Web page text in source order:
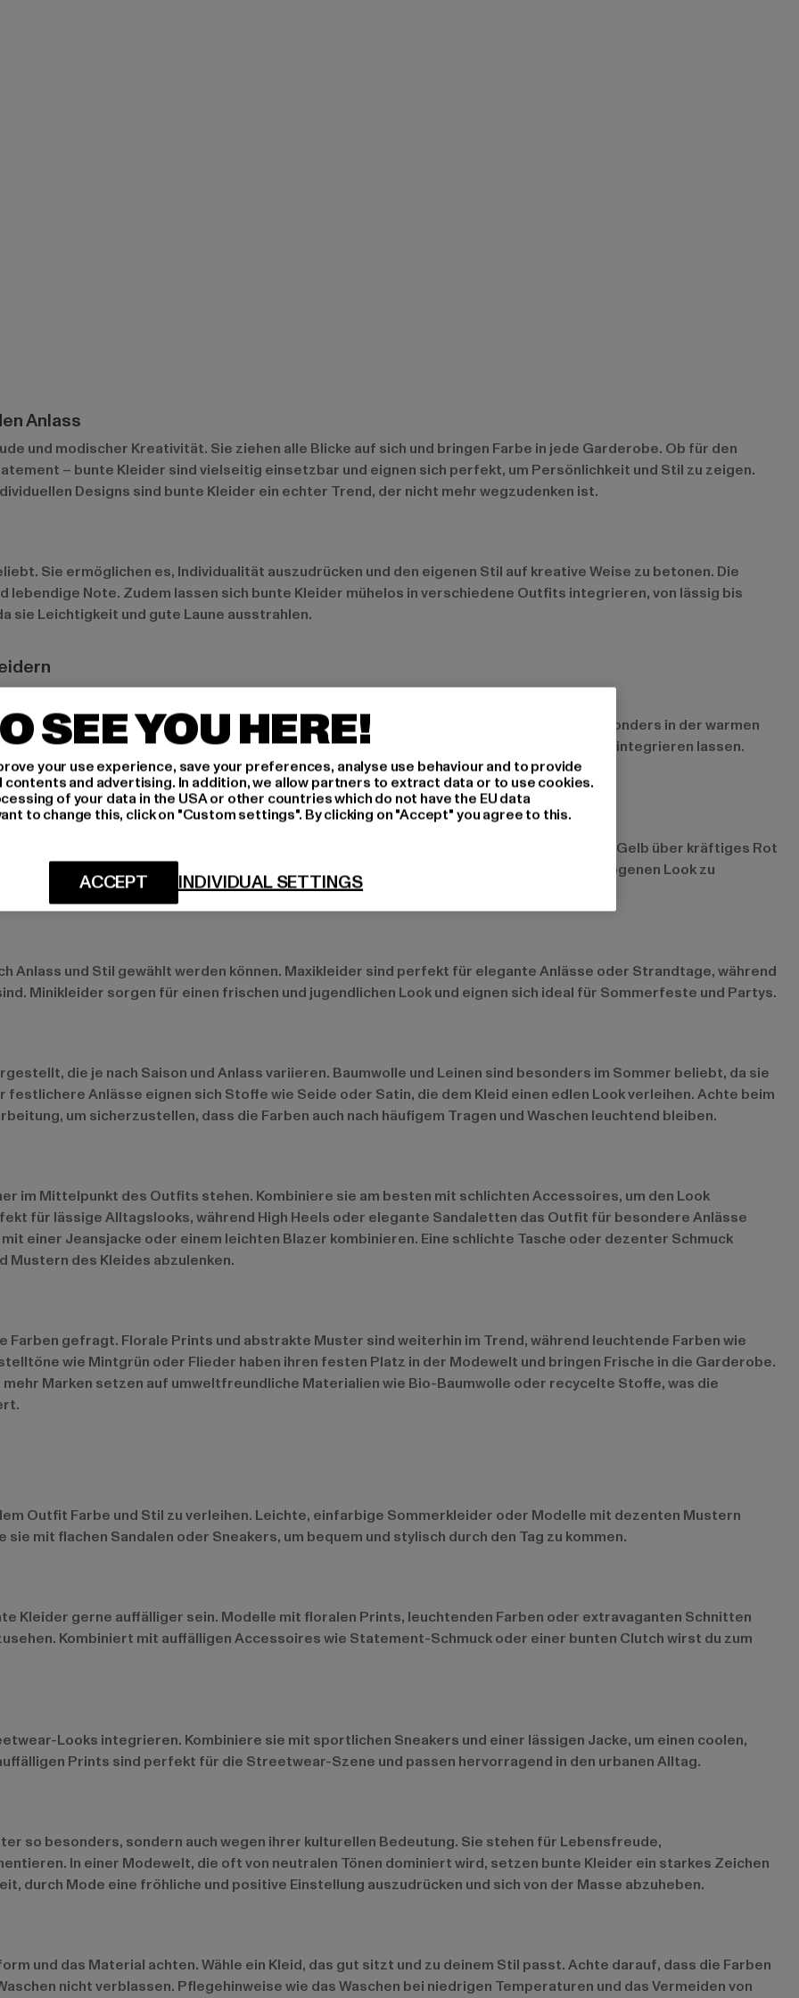
Anlass
und modischer Kreativität. Sie ziehen alle Blicke auf sich und bringen Farbe in jede Garderobe. Ob für den
– bunte Kleider sind vielseitig einsetzbar und eignen sich perfekt, um Persönlichkeit und Stil zu zeigen.
Designs sind bunte Kleider ein echter Trend, der nicht mehr wegzudenken ist.
Sie ermöglichen es, Individualität auszudrücken und den eigenen Stil auf kreative Weise zu betonen. Die
lebendige Note. Zudem lassen sich bunte Kleider mühelos in verschiedene Outfits integrieren, von lässig bis
sie Leichtigkeit und gute Laune ausstrahlen.
den bunten Kleidern. Sie verleihen dem Look eine feminine, verspielte Note und sind besonders in der warmen
Muster sind beliebt, da sie modern wirken und sich leicht in verschiedene Outfits integrieren lassen.
und stylische Note verleihen möchten.
mögen, sind einfarbige Kleider in kräftigen Tönen eine gute Wahl. Von strahlendem Gelb über kräftiges Rot
und lassen sich mit neutralen Accessoires wunderbar kombinieren, um einen ausgewogenen Look zu
Anlass und Stil gewählt werden können. Maxikleider sind perfekt für elegante Anlässe oder Strandtage, während
Minikleider sorgen für einen frischen und jugendlichen Look und eignen sich ideal für Sommerfeste und Partys.
die je nach Saison und Anlass variieren. Baumwolle und Leinen sind besonders im Sommer beliebt, da sie
festlichere Anlässe eignen sich Stoffe wie Seide oder Satin, die dem Kleid einen edlen Look verleihen. Achte beim
um sicherzustellen, dass die Farben auch nach häufigem Tragen und Waschen leuchtend bleiben.
im Mittelpunkt des Outfits stehen. Kombiniere sie am besten mit schlichten Accessoires, um den Look
für lässige Alltagslooks, während High Heels oder elegante Sandaletten das Outfit für besondere Anlässe
einer Jeansjacke oder einem leichten Blazer kombinieren. Eine schlichte Tasche oder dezenter Schmuck
Mustern des Kleides abzulenken.
Farben gefragt. Florale Prints und abstrakte Muster sind weiterhin im Trend, während leuchtende Farben wie
wie Mintgrün oder Flieder haben ihren festen Platz in der Modewelt und bringen Frische in die Garderobe.
Marken setzen auf umweltfreundliche Materialien wie Bio-Baumwolle oder recycelte Stoffe, was die
Outfit Farbe und Stil zu verleihen. Leichte, einfarbige Sommerkleider oder Modelle mit dezenten Mustern
mit flachen Sandalen oder Sneakers, um bequem und stylisch durch den Tag zu kommen.
Kleider gerne auffälliger sein. Modelle mit floralen Prints, leuchtenden Farben oder extravaganten Schnitten
Kombiniert mit auffälligen Accessoires wie Statement-Schmuck oder einer bunten Clutch wirst du zum
Looks integrieren. Kombiniere sie mit sportlichen Sneakers und einer lässigen Jacke, um einen coolen,
Prints sind perfekt für die Streetwear-Szene und passen hervorragend in den urbanen Alltag.
so besonders, sondern auch wegen ihrer kulturellen Bedeutung. Sie stehen für Lebensfreude,
In einer Modewelt, die oft von neutralen Tönen dominiert wird, setzen bunte Kleider ein starkes Zeichen
durch Mode eine fröhliche und positive Einstellung auszudrücken und sich von der Masse abzuheben.
und das Material achten. Wähle ein Kleid, das gut sitzt und zu deinem Stil passt. Achte darauf, dass die Farben
nicht verblassen. Pflegehinweise wie das Waschen bei niedrigen Temperaturen und das Vermeiden von
SEE YOU HERE!
your use experience, save your preferences, analyse use behaviour and to provide
and advertising. In addition, we allow partners to extract data or to use cookies.
of your data in the USA or other countries which do not have the EU data
to change this, click on "Custom settings". By clicking on "Accept" you agree to this.
INDIVIDUAL SETTINGS
ACCEPT